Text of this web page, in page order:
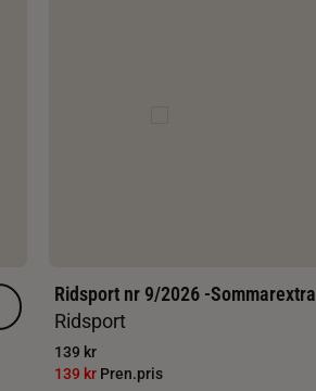
Ridsport nr 9/2026 -Sommarextra
Ridsport
139 kr
139 kr Pren.pris